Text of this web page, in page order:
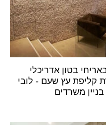
בטון אדריכלי
קליפת עץ שעם - לובי
בניין משרדים